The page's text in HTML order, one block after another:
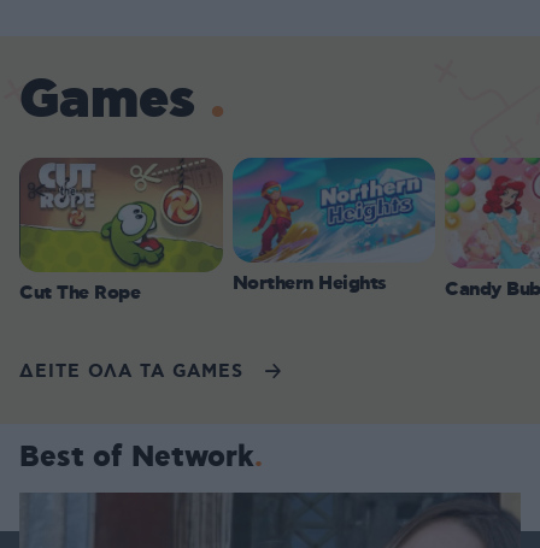
Games
Cut The Rope Northern Heights Candy
ΔΕΙΤΕ ΟΛΑ ΤΑ GAMES
Best of Network